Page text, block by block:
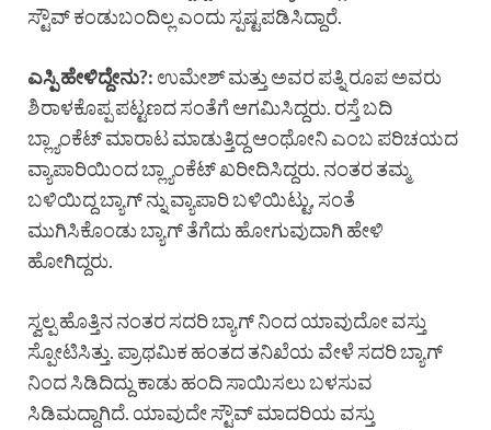
ಸ್ಟೌವ್ ಕಂಡುಬಂದಿಲ್ಲ ಎಂದು ಸ್ಪಷ್ಟಪಡಿಸಿದ್ದಾರೆ.
ಎಸ್ಪಿ ಹೇಳಿದ್ದೇನು?: ಉಮೇಶ್ ಮತ್ತು ಅವರ ಪತ್ನಿ ರೂಪ ಅವರು
ಶಿರಾಳಕೊಪ್ಪ ಪಟ್ಟಣದ ಸಂತೆಗೆ ಆಗಮಿಸಿದ್ದರು. ರಸ್ತೆ ಬದಿ
ಬ್ಲ್ಯಾಂಕೆಟ್ ಮಾರಾಟ ಮಾಡುತ್ತಿದ್ದ ಆಂಥೋನಿ ಎಂಬ ಪರಿಚಯದ
ವ್ಯಾಪಾರಿಯಿಂದ ಬ್ಲ್ಯಾಂಕೆಟ್ ಖರೀದಿಸಿದ್ದರು. ನಂತರ ತಮ್ಮ
ಬಳಿಯಿದ್ದ ಬ್ಯಾಗ್ ನ್ನು ವ್ಯಾಪಾರಿ ಬಳಿಯಿಟ್ಟು, ಸಂತೆ
ಮುಗಿಸಿಕೊಂಡು ಬ್ಯಾಗ್ ತೆಗೆದು ಹೋಗುವುದಾಗಿ ಹೇಳಿ
ಹೋಗಿದ್ದರು.
ಸ್ವಲ್ಪ ಹೊತ್ತಿನ ನಂತರ ಸದರಿ ಬ್ಯಾಗ್ ನಿಂದ ಯಾವುದೋ ವಸ್ತು
ಸ್ಪೋಟಿಸಿತ್ತು. ಪ್ರಾಥಮಿಕ ಹಂತದ ತನಿಖೆಯ ವೇಳೆ ಸದರಿ ಬ್ಯಾಗ್
ನಿಂದ ಸಿಡಿದಿದ್ದು ಕಾಡು ಹಂದಿ ಸಾಯಿಸಲು ಬಳಸುವ
ಸಿಡಿಮದ್ದಾಗಿದೆ. ಯಾವುದೇ ಸ್ಟೌವ್ ಮಾದರಿಯ ವಸ್ತು